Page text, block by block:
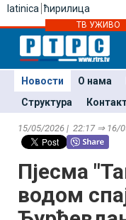
latinica ћирилица
ТВ УЖИВО
Новости О нама
Структура
15/05/2026 | 22:17 ⇒ 16/
Пјесма
водом